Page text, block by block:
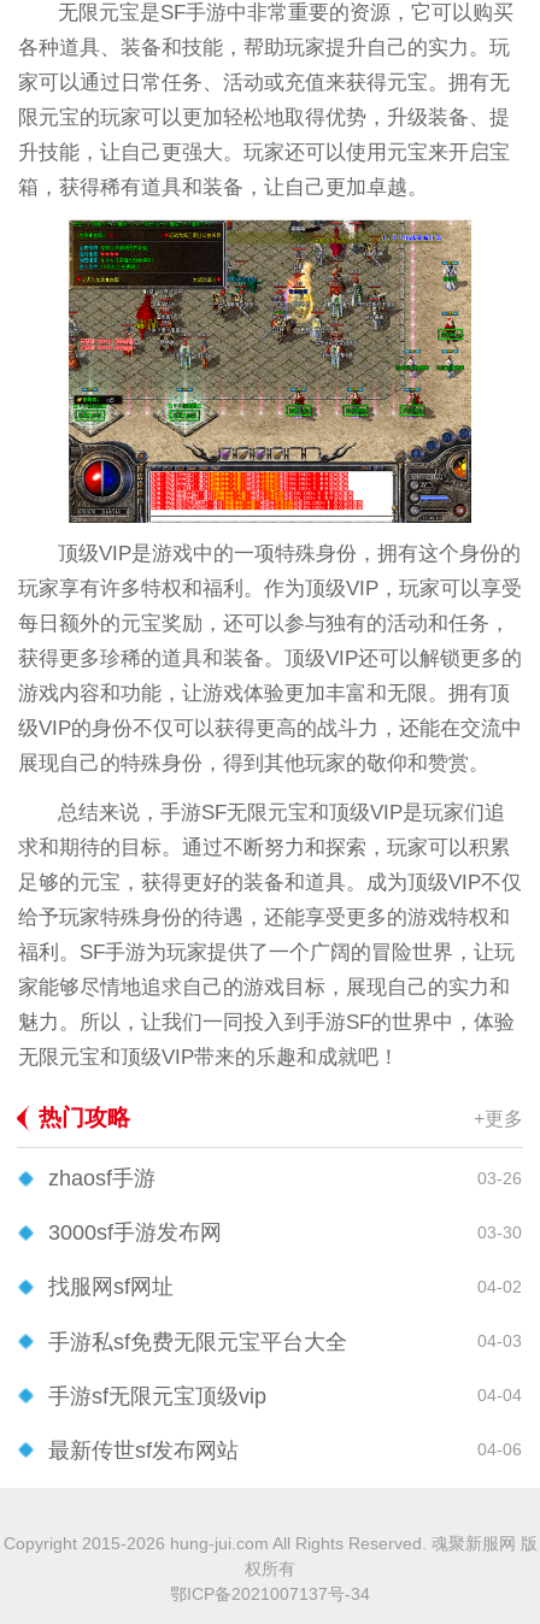
无限元宝是SF手游中非常重要的资源，它可以购买
各种道具、装备和技能，帮助玩家提升自己的实力。玩
家可以通过日常任务、活动或充值来获得元宝。拥有无
限元宝的玩家可以更加轻松地取得优势，升级装备、提
升技能，让自己更强大。玩家还可以使用元宝来开启宝
箱，获得稀有道具和装备，让自己更加卓越。
顶级VIP是游戏中的一项特殊身份，拥有这个身份的
玩家享有许多特权和福利。作为顶级VIP，玩家可以享受
每日额外的元宝奖励，还可以参与独有的活动和任务，
获得更多珍稀的道具和装备。顶级VIP还可以解锁更多的
游戏内容和功能，让游戏体验更加丰富和无限。拥有顶
级VIP的身份不仅可以获得更高的战斗力，还能在交流中
展现自己的特殊身份，得到其他玩家的敬仰和赞赏。
总结来说，手游SF无限元宝和顶级VIP是玩家们追
求和期待的目标。通过不断努力和探索，玩家可以积累
足够的元宝，获得更好的装备和道具。成为顶级VIP不仅
给予玩家特殊身份的待遇，还能享受更多的游戏特权和
福利。SF手游为玩家提供了一个广阔的冒险世界，让玩
家能够尽情地追求自己的游戏目标，展现自己的实力和
魅力。所以，让我们一同投入到手游SF的世界中，体验
无限元宝和顶级VIP带来的乐趣和成就吧！
热门攻略 +更多
zhaosf手游 03-26
3000sf手游发布网 03-30
找服网sf网址 04-02
手游私sf免费无限元宝平台大全 04-03
手游sf无限元宝顶级vip 04-04
最新传世sf发布网站 04-06
Copyright 2015-2026 hung-jui.com All Rights Reserved. 魂聚新服网 版
权所有
鄂ICP备2021007137号-34